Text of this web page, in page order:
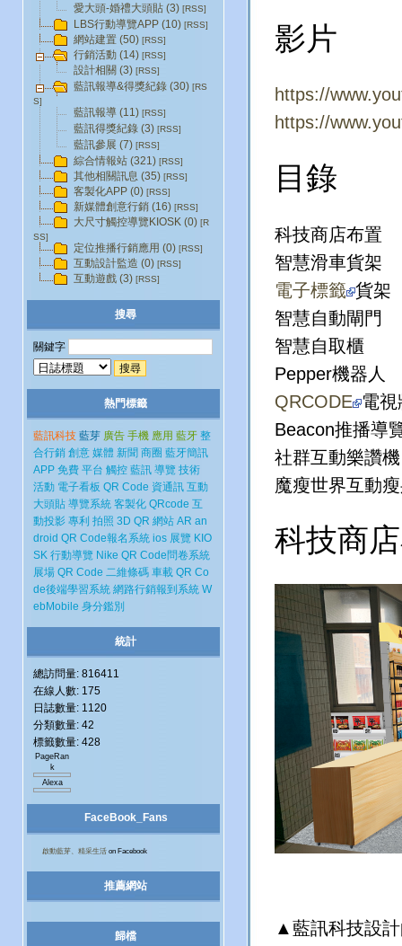
影片
https://
https://
目錄
科技商店布置
智慧滑車貨架
電子標籤 貨架
智慧自動閘門
智慧自取櫃
Pepper機器人
QRCODE 電視
Beacon推播導
社群互動樂讚機
魔瘦世界互動
科技商
▲藍訊科技設
愛大頭-婚禮大頭貼 (3) [RSS]
LBS行動導覽APP (10) [RSS]
網站建置 (50) [RSS]
行銷活動 (14) [RSS]
設計相關 (3) [RSS]
藍訊報導&得獎紀錄 (30) [RS
S]
藍訊報導 (11) [RSS]
藍訊得獎紀錄 (3) [RSS]
藍訊參展 (7) [RSS]
綜合情報站 (321) [RSS]
其他相關訊息 (35) [RSS]
客製化APP (0) [RSS]
新媒體創意行銷 (16) [RSS]
大尺寸觸控導覽KIOSK (0) [R
SS]
定位推播行銷應用 (0) [RSS]
互動設計監造 (0) [RSS]
互動遊戲 (3) [RSS]
搜尋
關鍵字
熱門標籤
藍訊科技 藍芽 廣告 手機 應用 藍牙 整
合行銷 創意 媒體 新聞 商圈 藍牙簡訊
APP 免費 平台 觸控 藍訊 導覽 技術
活動 電子看板 QR Code 資通訊 互動
大頭貼 導覽系統 客製化 QRcode 互
動投影 專利 拍照 3D QR 網站 AR an
droid QR Code報名系統 ios 展覽 KIO
SK 行動導覽 Nike QR Code問卷系統
展場 QR Code 二維條碼 車載 QR Co
de後端學習系統 網路行銷報到系統 W
ebMobile 身分鑑別
統計
總訪問量: 816411
在線人數: 175
日誌數量: 1120
分類數量: 42
標籤數量: 428
PageRan
k
Alexa
FaceBook_Fans
啟動藍芽、精采生活 on Facebook
推薦網站
歸檔